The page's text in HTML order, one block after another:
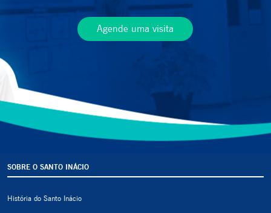
Agende uma visita
SOBRE O SANTO INÁCIO
História do Santo Inácio